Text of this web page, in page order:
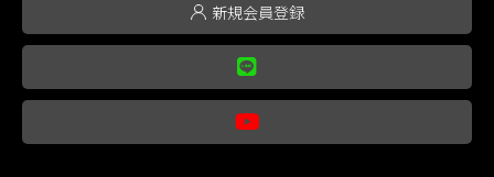
新規会員登録